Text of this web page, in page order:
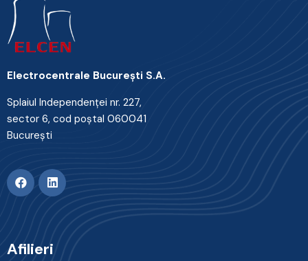
Electrocentrale Bucureşti S.A.
Splaiul Independenţei nr. 227,
sector 6, cod poştal 060041
Bucureşti
Afilieri